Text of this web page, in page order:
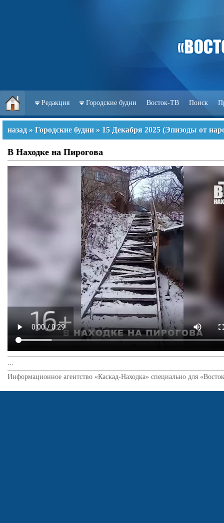
Редакция Городские будни Восток-ТВ Поиск
назад » Городские будни » 15 Декабря 2025 (Эпизоды от
В Находке на Пирогова
...
Информационное агентство «Каскад-Находка» специально для